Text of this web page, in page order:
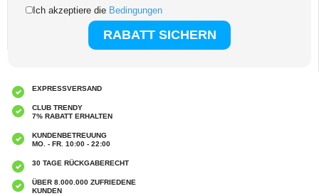
EAN: 8809811866407
Verwandte Kategorien:Handyzubehör,Panzerglas und Schutzfolie
Panzerglas und Schutzfolie, iPhone 14 Pro Max Panzerglas und Schutzfolie
EXPRESSVERSAND
CLUB TRENDY
7% RABATT ERHALTEN
KUNDENBETREUUNG
MO. - FR. 10:00 - 22:00
30 TAGE RÜCKGABERECHT
ÜBER 8.000.000 ZUFRIEDENE
KUNDEN